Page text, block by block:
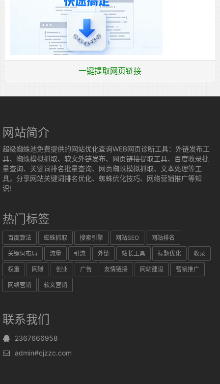
一键提取网页链接
网站简介
超级蜘蛛池免费提供的网站优化查询WEB网页诊断工具：外链发布工
具、蜘蛛模拟抓取、软文外链发布、网页链接提取工具、百度收录批
量查询、关键词排名批量查询、网页蜘蛛模拟抓取、文本处理等工
具，分享网站关键词排名优化、蜘蛛优化技巧、网络营销推广等知
识!
热门标签
百度算法 蜘蛛抓取 搜索引擎 网站SEO 网站排名
关键词布局 流量 引流 外链 站长工具 标题优化 收录
权重 网赚 创业 广告 友情链接 网站建设 营销推广
网络营销 软文营销
联系我们
2367666958
admin#cjzzc.com